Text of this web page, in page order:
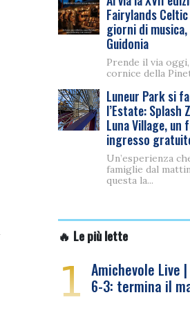
Fairylands
giorni di
Guidonia
Prende il via
cornice della
Luneur Park si
l’Estate: Splash
Luna Village, un
ingresso
Un’esperienza
famiglie dal
questa la...
🔥 Le più lette
1 Amichevole Live
6-3: termina il